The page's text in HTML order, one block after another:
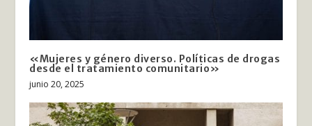
«Mujeres y género diverso. Políticas de drogas
desde el tratamiento comunitario»
junio 20, 2025